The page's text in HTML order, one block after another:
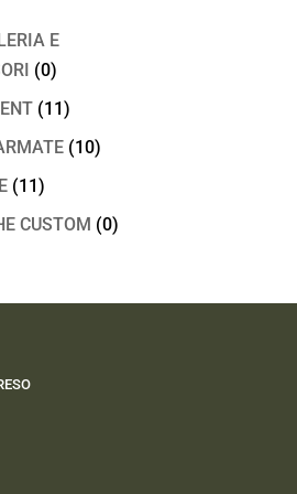
E
(0)
(11)
(10)
(11)
CUSTOM (0)